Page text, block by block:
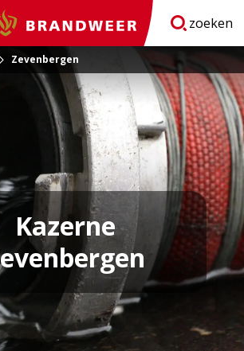
Brandweer zoeken
Zevenbergen
Kazerne